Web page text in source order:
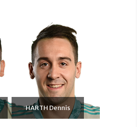
HARTH Dennis